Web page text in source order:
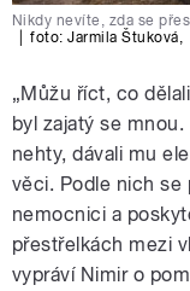
Nikdy nevíte, zda se
foto:Jarmila Štuková,
„Můžu říct, co
byl zajatý se
nehty, dávali mu
věci. Podle nich se
nemocnici a
přestřelkách mezi
vypráví Nimir o